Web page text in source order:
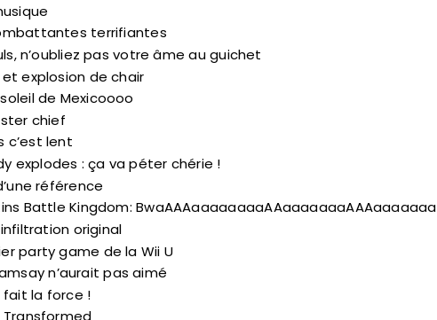
terrifiantes
n’oubliez pas votre âme au guichet
et explosion de chair
de Mexicoooo
chief
c’est lent
explodes : ça va péter chérie !
référence
Battle Kingdom: BwaAAAaaaaaaaaAAaaaaaaaAAAaaaaaaa
original
party game de la Wii U
n’aurait pas aimé
fait la force !